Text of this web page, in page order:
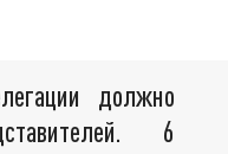
должно
6